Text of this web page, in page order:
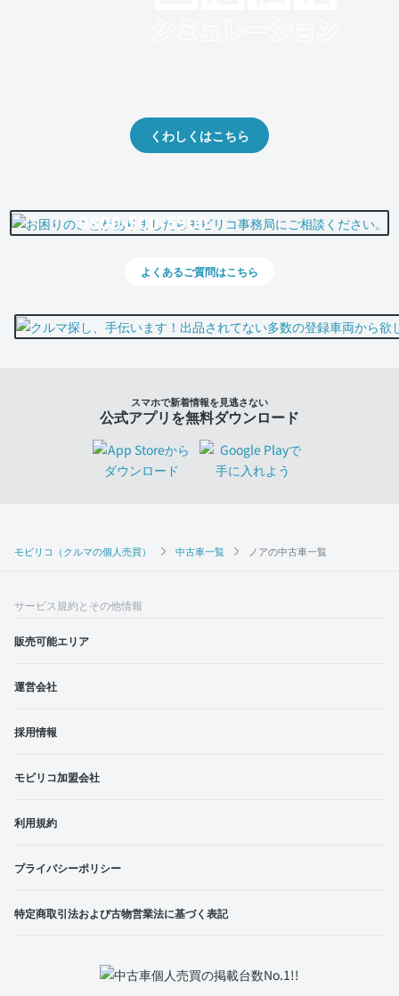
モビリコ（クルマの個人売買） 中古車一覧 ノアの中古車一覧
くわしくはこちら
0800-500-5500
よくあるご質問はこちら
スマホで新着情報を見逃さない
公式アプリを無料ダウンロード
サービス規約とその他情報
販売可能エリア
運営会社
採用情報
モビリコ加盟会社
利用規約
プライバシーポリシー
特定商取引法および古物営業法に基づく表記